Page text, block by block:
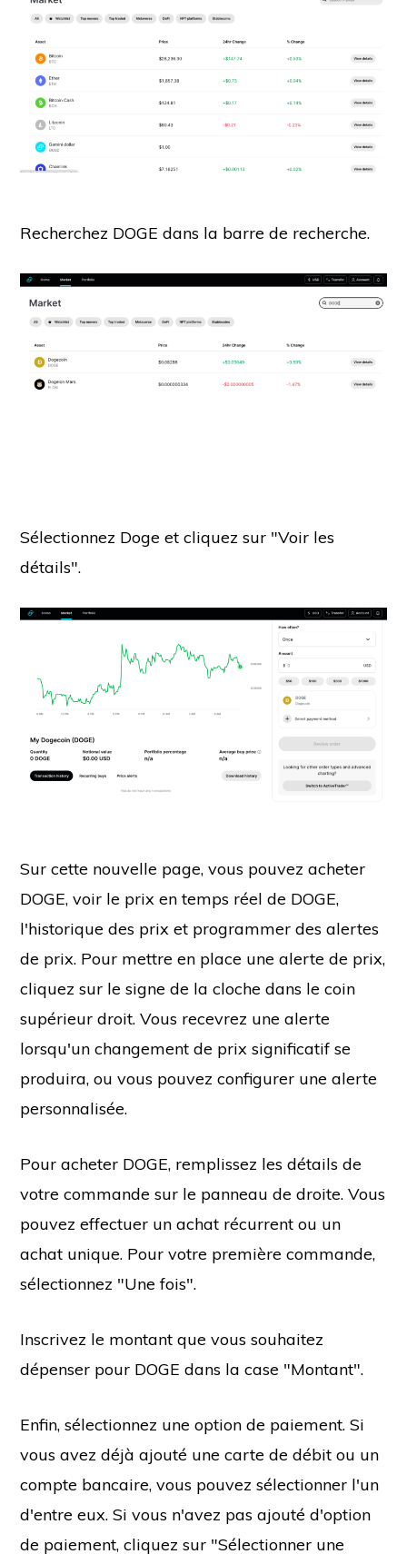
Recherchez DOGE dans la barre de recherche.
Sélectionnez Doge et cliquez sur "Voir les
détails".
Sur cette nouvelle page, vous pouvez acheter
DOGE, voir le prix en temps réel de DOGE,
l'historique des prix et programmer des alertes
de prix. Pour mettre en place une alerte de prix,
cliquez sur le signe de la cloche dans le coin
supérieur droit. Vous recevrez une alerte
lorsqu'un changement de prix significatif se
produira, ou vous pouvez configurer une alerte
personnalisée.
Pour acheter DOGE, remplissez les détails de
votre commande sur le panneau de droite. Vous
pouvez effectuer un achat récurrent ou un
achat unique. Pour votre première commande,
sélectionnez "Une fois".
Inscrivez le montant que vous souhaitez
dépenser pour DOGE dans la case "Montant".
Enfin, sélectionnez une option de paiement. Si
vous avez déjà ajouté une carte de débit ou un
compte bancaire, vous pouvez sélectionner l'un
d'entre eux. Si vous n'avez pas ajouté d'option
de paiement, cliquez sur "Sélectionner une